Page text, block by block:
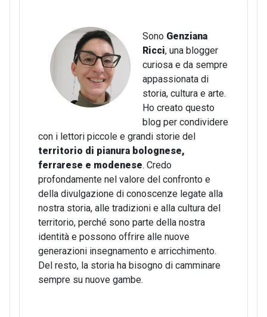
Sono Genziana
Ricci, una blogger
curiosa e da sempre
appassionata di
storia, cultura e arte.
Ho creato questo
blog per condividere
con i lettori piccole e grandi storie del
territorio di pianura bolognese,
ferrarese e modenese. Credo
profondamente nel valore del confronto e
della divulgazione di conoscenze legate alla
nostra storia, alle tradizioni e alla cultura del
territorio, perché sono parte della nostra
identità e possono offrire alle nuove
generazioni insegnamento e arricchimento.
Del resto, la storia ha bisogno di camminare
sempre su nuove gambe.